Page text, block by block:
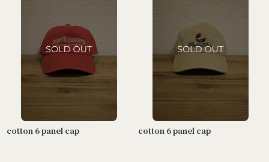
cotton 6 panel cap cotton 6 panel cap